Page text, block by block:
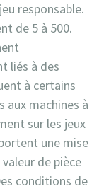
responsable.
de 5 à 500.
liés à des
à certains
aux machines à
sur les jeux
une mise
de pièce
conditions de